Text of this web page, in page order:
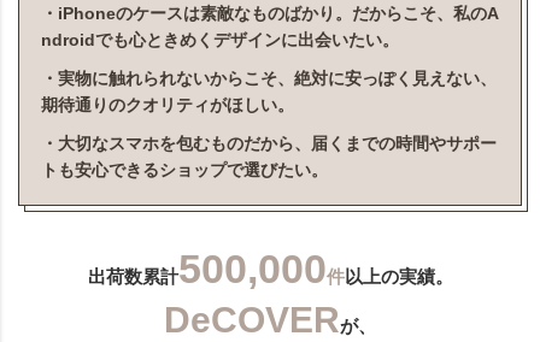
・iPhoneのケースは素敵なものばかり。だからこそ、私のA
ndroidでも心ときめくデザインに出会いたい。
・実物に触れられないからこそ、絶対に安っぽく見えない、
期待通りのクオリティがほしい。
・大切なスマホを包むものだから、届くまでの時間やサポー
トも安心できるショップで選びたい。
出荷数累計500,000件以上の実績。
DeCOVERが、